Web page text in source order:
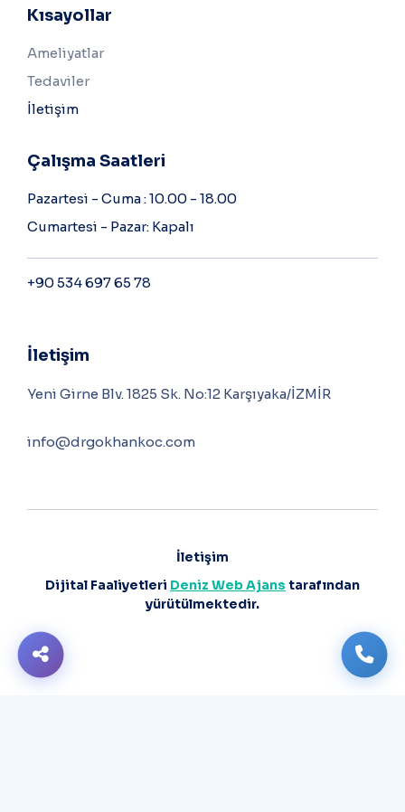
Kısayollar
Ameliyatlar
Tedaviler
İletişim
Çalışma Saatleri
Pazartesi - Cuma : 10.00 - 18.00
Cumartesi - Pazar: Kapalı
+90 534 697 65 78
İletişim
Yeni Girne Blv. 1825 Sk. No:12 Karşıyaka/İZMİR
info@drgokhankoc.com
Dijital Faaliyetleri Deniz Web Ajans tarafından
yürütülmektedir.
İletişim